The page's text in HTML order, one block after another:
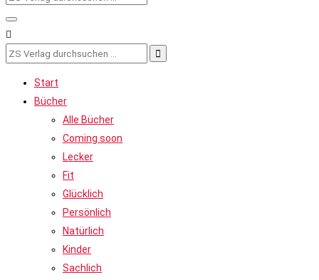

Suchen
Start
Bücher
Alle Bücher
Coming soon
Lecker
Fit
Glücklich
Persönlich
Natürlich
Kinder
Sachlich